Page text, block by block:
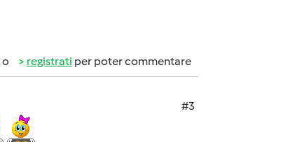
o registrati per poter commentare
#3